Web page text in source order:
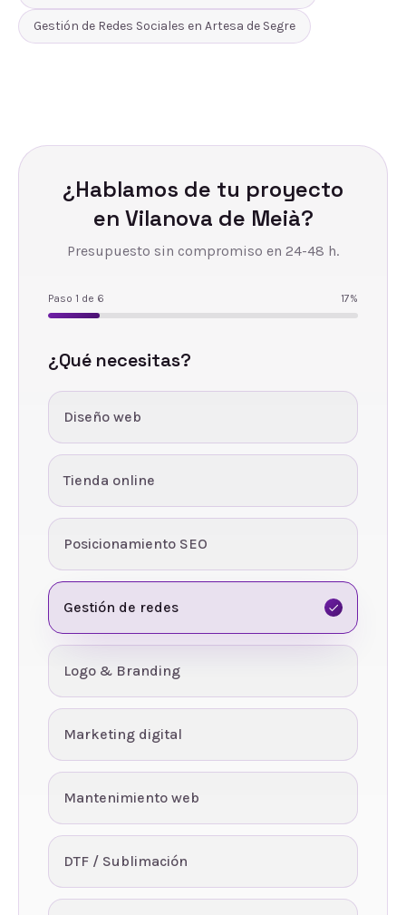
Gestión de Redes Sociales en Artesa de Segre
¿Hablamos de tu proyecto
en Vilanova de Meià?
Presupuesto sin compromiso en 24-48 h.
Paso 1 de 6 17%
¿Qué necesitas?
Diseño web
Tienda online
Posicionamiento SEO
Gestión de redes
Logo & Branding
Marketing digital
Mantenimiento web
DTF / Sublimación